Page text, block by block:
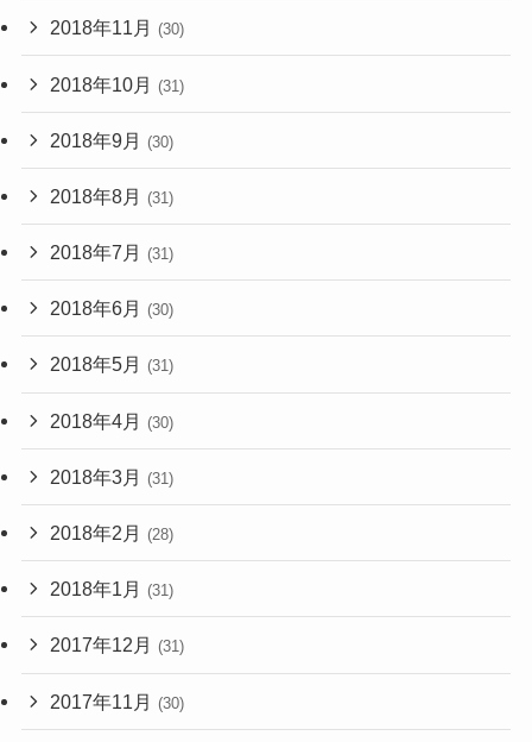
2018年11月 (30)
2018年10月 (31)
2018年9月 (30)
2018年8月 (31)
2018年7月 (31)
2018年6月 (30)
2018年5月 (31)
2018年4月 (30)
2018年3月 (31)
2018年2月 (28)
2018年1月 (31)
2017年12月 (31)
2017年11月 (30)